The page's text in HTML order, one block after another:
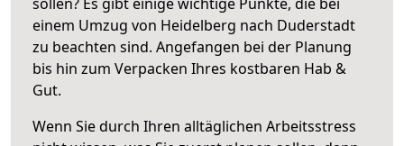
einem Umzug von Heidelberg nach Duderstadt
zu beachten sind. Angefangen bei der Planung
bis hin zum Verpacken Ihres kostbaren Hab &
Gut.
Wenn Sie durch Ihren alltäglichen Arbeitsstress